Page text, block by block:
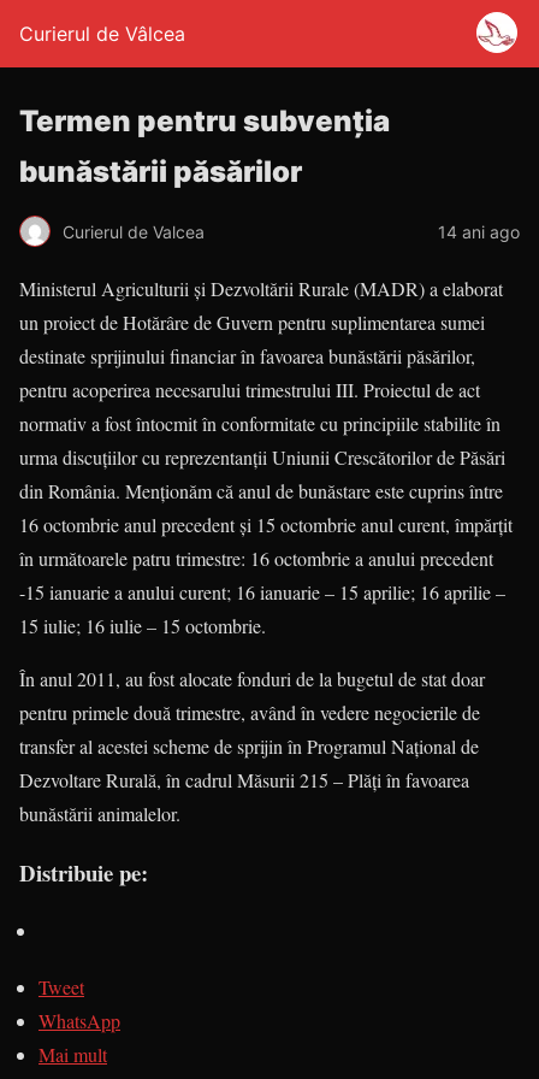
Curierul de Vâlcea
Termen pentru subvenţia
bunăstării păsărilor
Curierul de Valcea 14 ani ago
Ministerul Agriculturii şi Dezvoltării Rurale (MADR) a elaborat
un proiect de Hotărâre de Guvern pentru suplimentarea sumei
destinate sprijinului financiar în favoarea bunăstării păsărilor,
pentru acoperirea necesarului trimestrului III. Proiectul de act
normativ a fost întocmit în conformitate cu principiile stabilite în
urma discuţiilor cu reprezentanţii Uniunii Crescătorilor de Păsări
din România. Menţionăm că anul de bunăstare este cuprins între
16 octombrie anul precedent şi 15 octombrie anul curent, împărţit
în următoarele patru trimestre: 16 octombrie a anului precedent
-15 ianuarie a anului curent; 16 ianuarie – 15 aprilie; 16 aprilie –
15 iulie; 16 iulie – 15 octombrie.
În anul 2011, au fost alocate fonduri de la bugetul de stat doar
pentru primele două trimestre, având în vedere negocierile de
transfer al acestei scheme de sprijin în Programul Naţional de
Dezvoltare Rurală, în cadrul Măsurii 215 – Plăţi în favoarea
bunăstării animalelor.
Distribuie pe:
Tweet
WhatsApp
Mai mult